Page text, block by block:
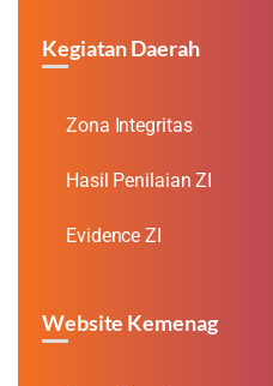
Kegiatan Daerah
Zona Integritas
Hasil Penilaian ZI
Evidence ZI
Website Kemenag